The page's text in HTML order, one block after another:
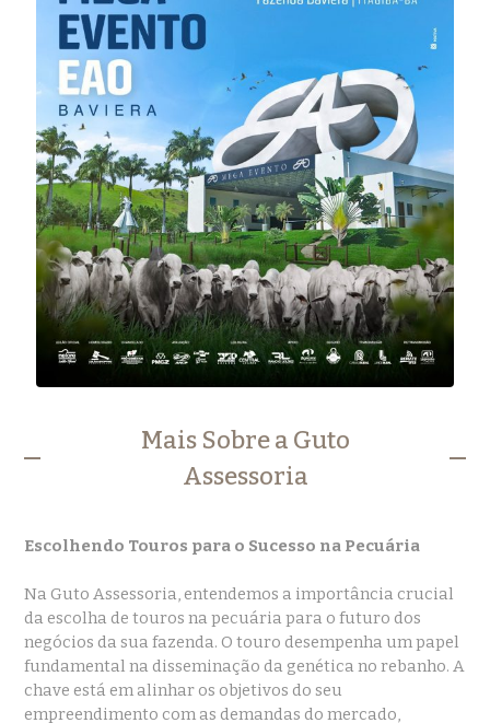
Mais Sobre a Guto
Assessoria
Escolhendo Touros para o Sucesso na Pecuária
Na Guto Assessoria, entendemos a importância crucial
da escolha de touros na pecuária para o futuro dos
negócios da sua fazenda. O touro desempenha um papel
fundamental na disseminação da genética no rebanho. A
chave está em alinhar os objetivos do seu
empreendimento com as demandas do mercado,